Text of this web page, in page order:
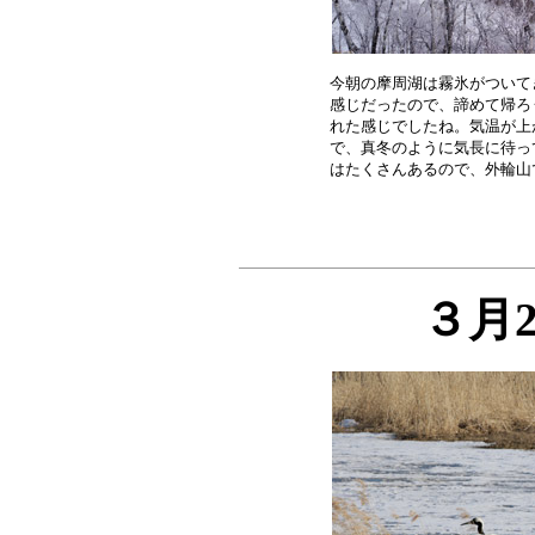
今朝の摩周湖は霧氷がつい
感じだったので、諦めて帰
れた感じでしたね。気温が
で、真冬のように気長に待
３月